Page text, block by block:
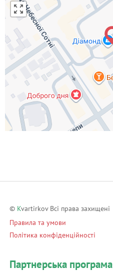
© Kvartirkov Всі права захищені
Правила та умови
Політика конфіденційності
Партнерська програма